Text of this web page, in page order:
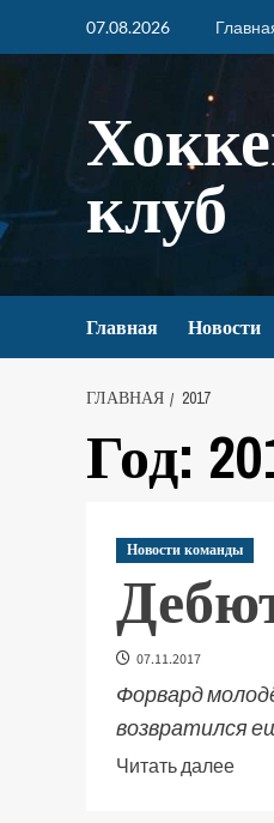
07.08.2026
клуб
Главная Новости
ГЛАВНАЯ 2017
Год:
Новости команды
07.11.2017
Форвард
возвратился
Читать далее